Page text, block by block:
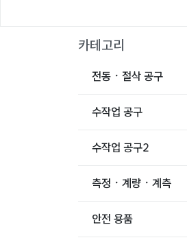
카테고리
전동ㆍ절삭 공구
수작업 공구
수작업 공구2
측정ㆍ계량ㆍ계측
안전 용품